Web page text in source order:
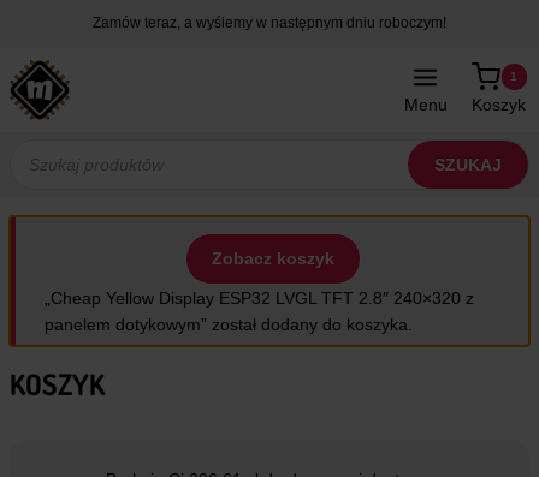
treści
Zamów teraz, a wyślemy w następnym dniu roboczym!
Menu Koszyk
1
produktów
SZUKAJ
„Cheap Yellow Display ESP32 LVGL TFT 2.8″ 240×320 z
panelem dotykowym” został dodany do koszyka.
Zobacz koszyk
KOSZYK